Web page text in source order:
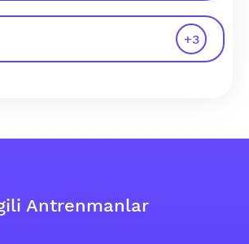
+3
Antrenmanlar